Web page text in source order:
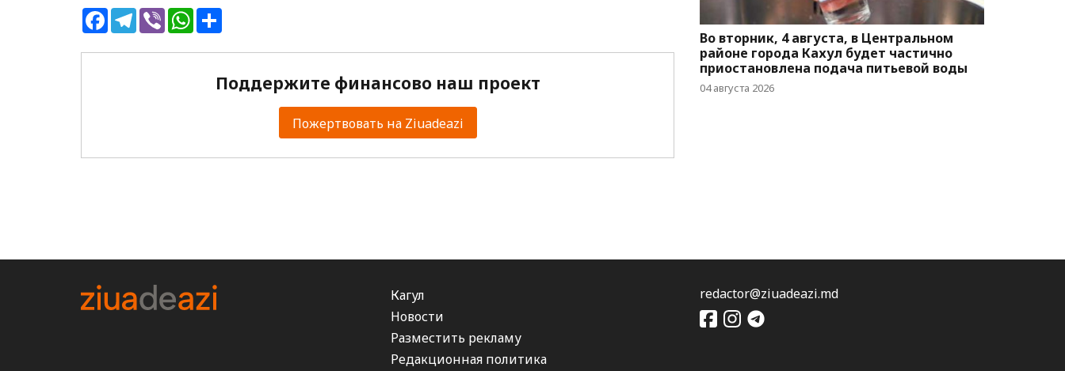
FacebookTelegram
ViberWhatsApp
Поддержите финансово наш проект
Пожертвовать на Ziuadeazi
Во вторник, 4 августа, в Центральном
районе города Кахул будет частично
приостановлена подача питьевой воды
04 августа 2026
Кагул
Новости
Разместить рекламу
Редакционная политика
redactor@ziuadeazi.md